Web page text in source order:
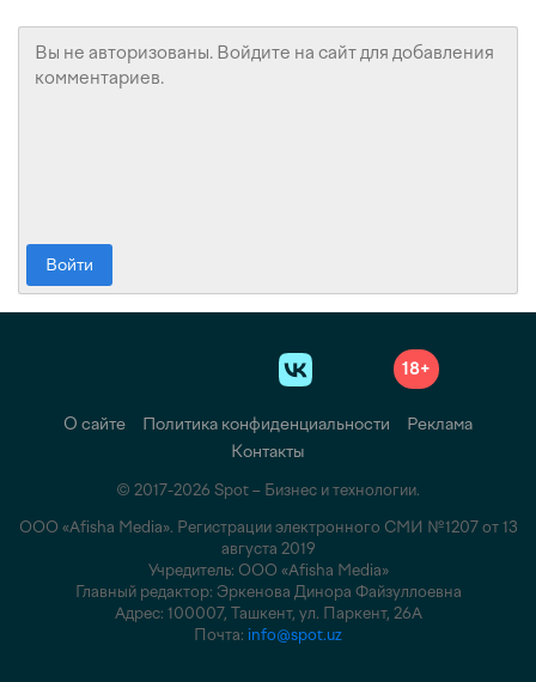
Войти
18+
О сайте Политика конфиденциальности
Реклама
Контакты
© 2017-2026 Spot – Бизнес и технологии.
ООО «Afisha Media». Регистрации электронного СМИ №1207 от 13
августа 2019
Учредитель: ООО «Afisha Media»
Главный редактор: Эркенова Динора Файзуллоевна
Адрес: 100007, Ташкент, ул. Паркент, 26А
Почта: info@spot.uz